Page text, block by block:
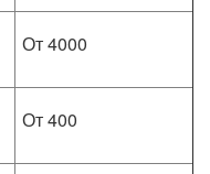
От 4000
От 400